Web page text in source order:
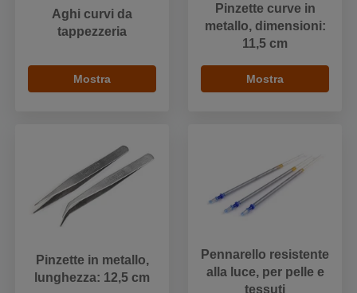
Aghi curvi da
tappezzeria
Mostra
Pinzette curve in
metallo, dimensioni:
11,5 cm
Mostra
Pinzette in metallo,
lunghezza: 12,5 cm
Pennarello resistente
alla luce, per pelle e
tessuti